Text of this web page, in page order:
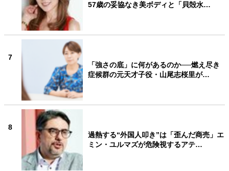
57歳の妥協なき美ボディと「貝殻水…
7
「強さの底」に何があるのか──燃え尽き
症候群の元天才子役・山尾志桜里が…
8
過熱する“外国人叩き”は「歪んだ商売」エ
ミン・ユルマズが危険視するアテ…